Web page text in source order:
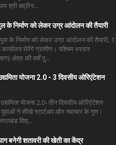
श्री बद्रीन...
के निर्माण को लेकर उग्र आंदोलन की तैयारी
के निर्माण को लेकर उग्र आंदोलन की तैयारी,
घेरेंगे ग्रामीण। पश्चिम भरदार
क्षेत्र की वर्षों पु...
योजना 2.0 - 3 दिवसीय ओरिएंटेशन
योजना 2.0- तीन दिवसीय ओरिएंटेशन
ने सीखे स्टार्टअप और नवाचार के गुण।
विश्...
बनेगी शतावरी की खेती का केंद्र